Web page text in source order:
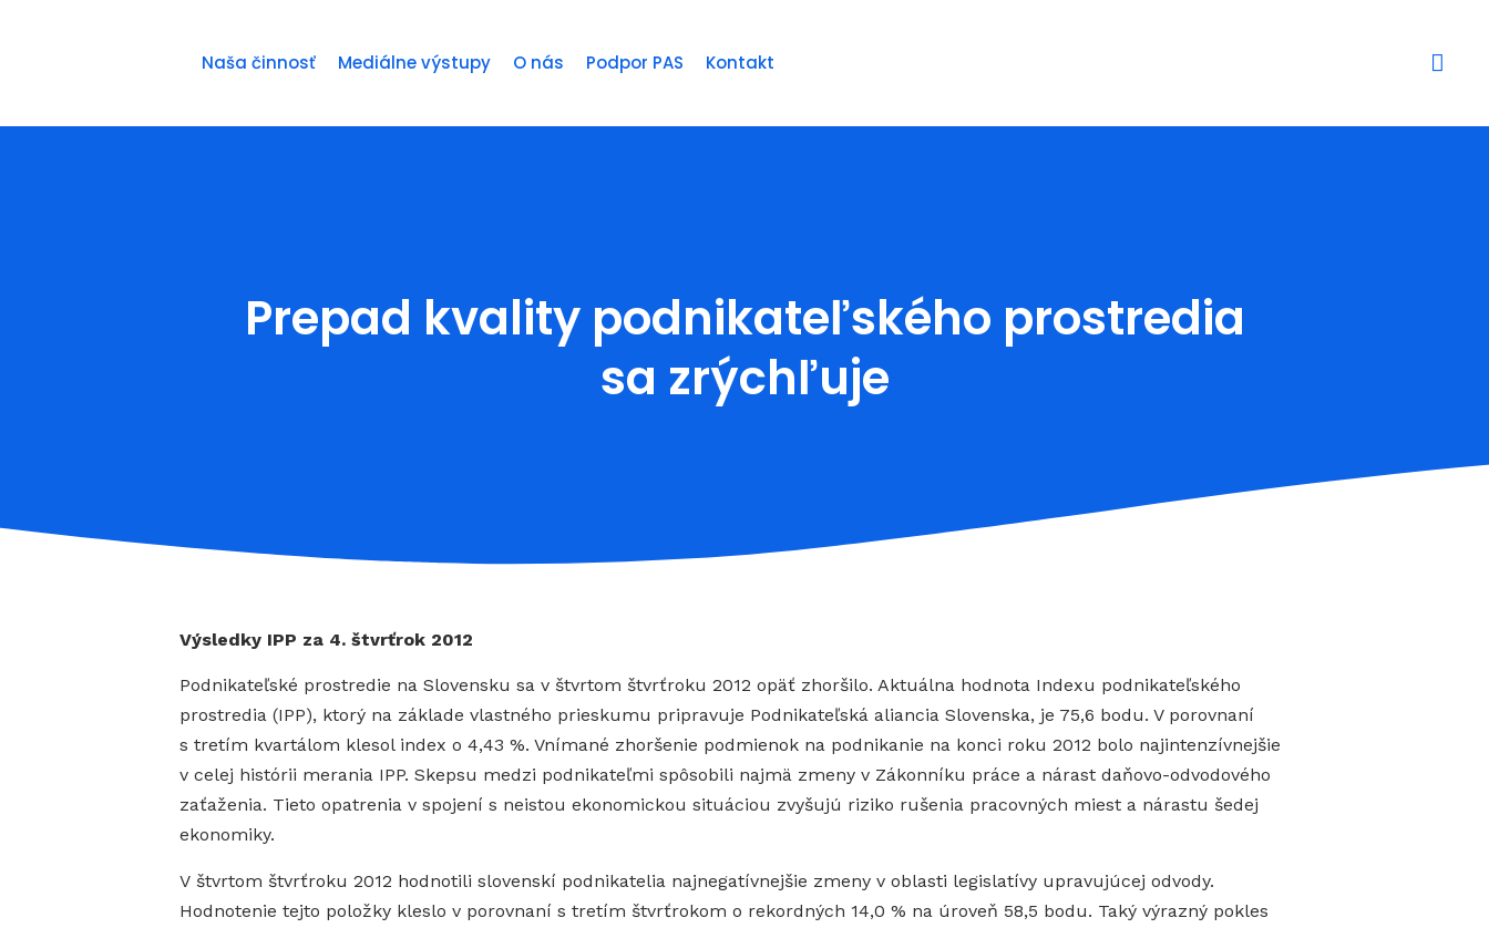
Naša činnosť Mediálne výstupy O nás Podpor PAS Kontakt
Prepad kvality podnikateľského prostredia
sa zrýchľuje
Výsledky IPP za 4. štvrťrok 2012
Podnikateľské prostredie na Slovensku sa v štvrtom štvrťroku 2012 opäť zhoršilo. Aktuálna hodnota Indexu podnikateľského
prostredia (IPP), ktorý na základe vlastného prieskumu pripravuje Podnikateľská aliancia Slovenska, je 75,6 bodu. V porovnaní
s tretím kvartálom klesol index o 4,43 %. Vnímané zhoršenie podmienok na podnikanie na konci roku 2012 bolo najintenzívnejšie
v celej histórii merania IPP. Skepsu medzi podnikateľmi spôsobili najmä zmeny v Zákonníku práce a nárast daňovo-odvodového
zaťaženia. Tieto opatrenia v spojení s neistou ekonomickou situáciou zvyšujú riziko rušenia pracovných miest a nárastu šedej
ekonomiky.
V štvrtom štvrťroku 2012 hodnotili slovenskí podnikatelia najnegatívnejšie zmeny v oblasti legislatívy upravujúcej odvody.
Hodnotenie tejto položky kleslo v porovnaní s tretím štvrťrokom o rekordných 14,0 % na úroveň 58,5 bodu. Taký výrazný pokles